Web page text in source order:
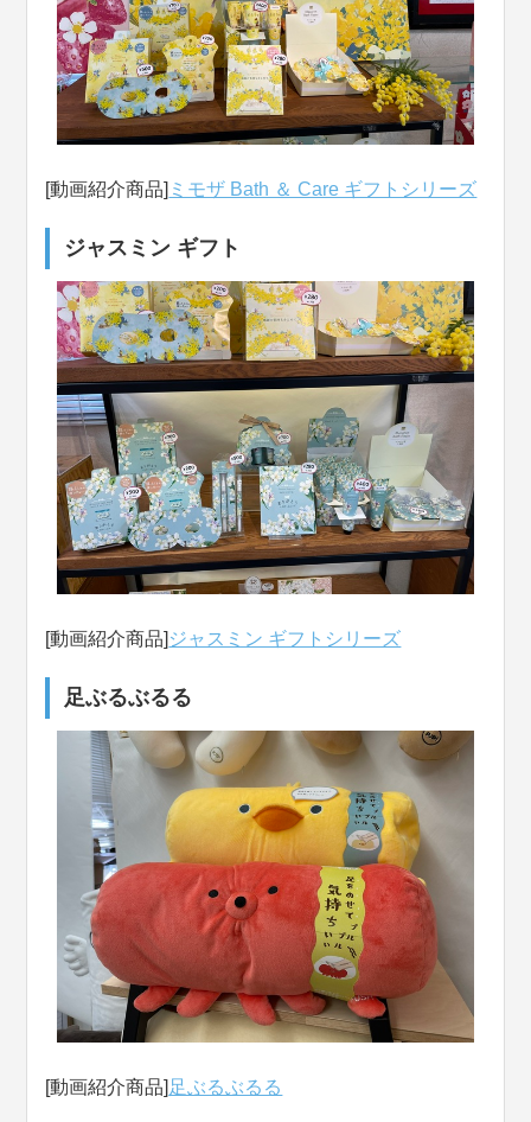
[動画紹介商品] ミモザ Bath ＆ Care ギフトシリーズ
ジャスミン ギフト
[動画紹介商品] ジャスミン ギフトシリーズ
足ぶるぶるる
[動画紹介商品] 足ぶるぶるる